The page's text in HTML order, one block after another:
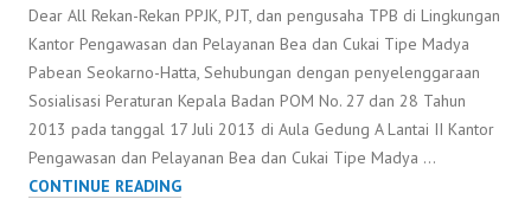
Dear All Rekan-Rekan PPJK, PJT, dan pengusaha TPB di Lingkungan
Kantor Pengawasan dan Pelayanan Bea dan Cukai Tipe Madya
Pabean Seokarno-Hatta, Sehubungan dengan penyelenggaraan
Sosialisasi Peraturan Kepala Badan POM No. 27 dan 28 Tahun
2013 pada tanggal 17 Juli 2013 di Aula Gedung A Lantai II Kantor
Pengawasan dan Pelayanan Bea dan Cukai Tipe Madya …
CONTINUE READINGSOFTFILE